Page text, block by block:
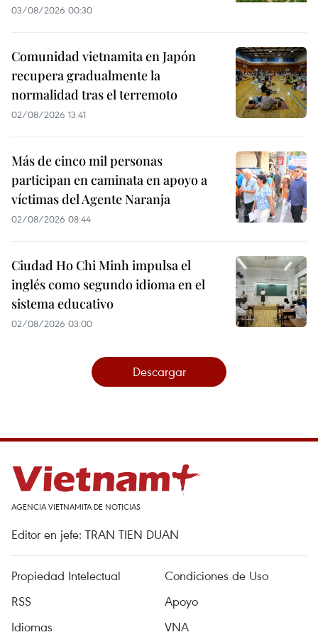
03/08/2026 00:30
Comunidad vietnamita en Japón
recupera gradualmente la
normalidad tras el terremoto
02/08/2026 13:41
Más de cinco mil personas
participan en caminata en apoyo a
víctimas del Agente Naranja
02/08/2026 08:44
Ciudad Ho Chi Minh impulsa el
inglés como segundo idioma en el
sistema educativo
02/08/2026 03:00
Descargar
AGENCIA VIETNAMITA DE NOTICIAS
Editor en jefe: TRAN TIEN DUAN
Propiedad Intelectual
Condiciones de Uso
RSS
Apoyo
Idiomas
VNA